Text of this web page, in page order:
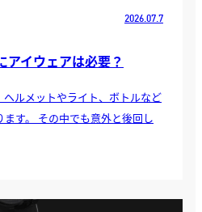
2026.07.7
アイウェアは必要？
ヘルメットやライト、ボトルなど
す。 その中でも意外と後回し